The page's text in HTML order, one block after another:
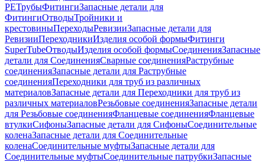
PEТрубыФитингиЗапасные детали для
ФитингиОтводыТройники и
крестовиныПереходыРевизииЗапасные детали для
РевизииПереходникиИзделия особой формыФитинги
SuperTubeОтводыИзделия особой формыСоединенияЗапасные
детали для СоединенияСварные соединенияРаструбные
соединенияЗапасные детали для Раструбные
соединенияПереходники для труб из различных
материаловЗапасные детали для Переходники для труб из
различных материаловРезьбовые соединенияЗапасные детали
для Резьбовые соединенияФланцевые соединенияФланцевые
втулкиСифоныЗапасные детали для СифоныСоединительные
коленаЗапасные детали для Соединительные
коленаСоединительные муфтыЗапасные детали для
Соединительные муфтыСоединительные патрубкиЗапасные